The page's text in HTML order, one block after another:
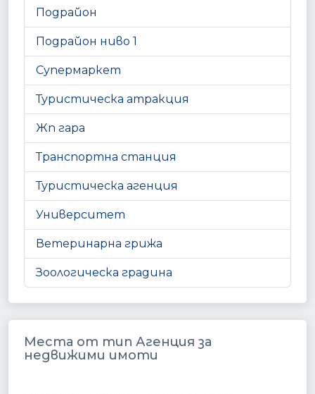
Подрайон
Подрайон ниво 1
Супермаркет
Туристическа атракция
Жп гара
Транспортна станция
Туристическа агенция
Университет
Ветеринарна грижа
Зоологическа градина
Места от тип Агенция за
недвижими имоти